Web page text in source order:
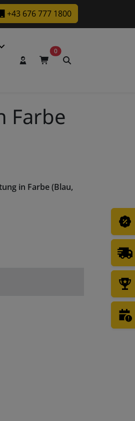
daltec_trailers
+43 676 777 1800
Benutzerkonto
Warenkorb
0
Farbe
in Farbe (Blau,